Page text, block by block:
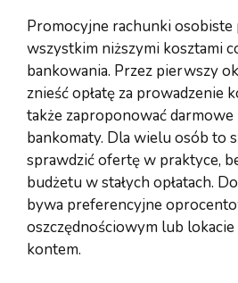
Promocyjne rachunki osobiste
wszystkim niższymi kosztami
bankowania. Przez pierwszy
znieść opłatę za prowadzenie
także zaproponować
bankomaty. Dla wielu osób to
sprawdzić ofertę w praktyce,
budżetu w stałych opłatach.
bywa preferencyjne
oszczędnościowym lub
kontem.